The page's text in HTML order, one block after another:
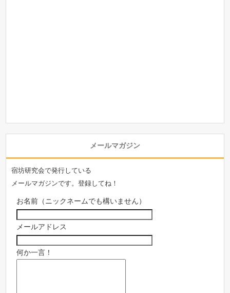
メールマガジン
宿坊研究会で発行している
メールマガジンです。登録してね！
お名前（ニックネームでも構いません）
メールアドレス
何か一言！